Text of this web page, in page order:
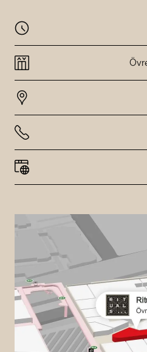
Montag
Abweichende